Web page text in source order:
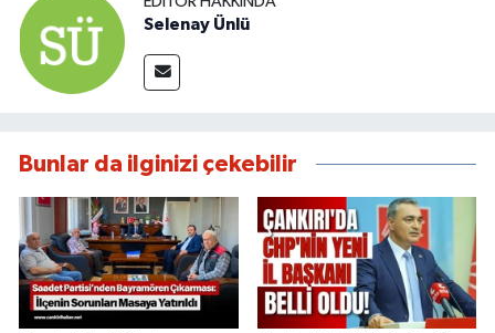
Selenay Ünlü
Bunlar da ilginizi çekebilir